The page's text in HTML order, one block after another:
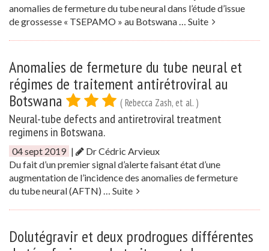
anomalies de fermeture du tube neural dans l’étude d’issue
de grossesse « TSEPAMO » au Botswana … Suite
Anomalies de fermeture du tube neural et
régimes de traitement antirétroviral au
Botswana
( Rebecca Zash, et al. )
Neural-tube defects and antiretroviral treatment
regimens in Botswana.
04 sept 2019 |
Dr Cédric Arvieux
Du fait d’un premier signal d’alerte faisant état d’une
augmentation de l’incidence des anomalies de fermeture
du tube neural (AFTN) … Suite
Dolutégravir et deux prodrogues différentes